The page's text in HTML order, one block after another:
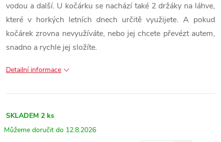
vodou a další. U kočárku se nachází také 2 držáky na láhve,
které v horkých letních dnech určitě využijete. A pokud
kočárek zrovna nevyužíváte, nebo jej chcete převézt autem,
snadno a rychle jej složíte.
Detailní informace
SKLADEM 2 ks
12.8.2026